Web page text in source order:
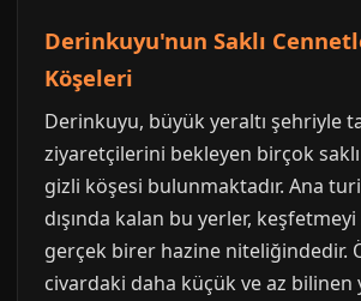
Derinkuyu'nun Saklı
Köşeleri
Derinkuyu, büyük yeraltı şehriyle
ziyaretçilerini bekleyen birçok
gizli köşesi bulunmaktadır. Ana
dışında kalan bu yerler,
gerçek birer hazine niteliğindedir.
civardaki daha küçük ve az bilinen